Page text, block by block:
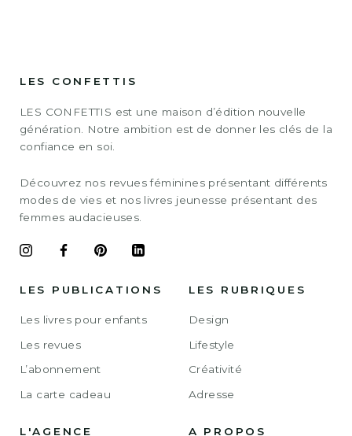
LES CONFETTIS
LES CONFETTIS est une maison d’édition nouvelle
génération. Notre ambition est de donner les clés de la
confiance en soi.
Découvrez nos revues féminines présentant différents
modes de vies et nos livres jeunesse présentant des
femmes audacieuses.
LES PUBLICATIONS
Les livres pour enfants
Les revues
L’abonnement
La carte cadeau
LES RUBRIQUES
Design
Lifestyle
Créativité
Adresse
L'AGENCE A PROPOS